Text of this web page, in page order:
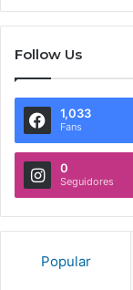
Follow Us
1,033
Fans
0
Seguidores
Popular